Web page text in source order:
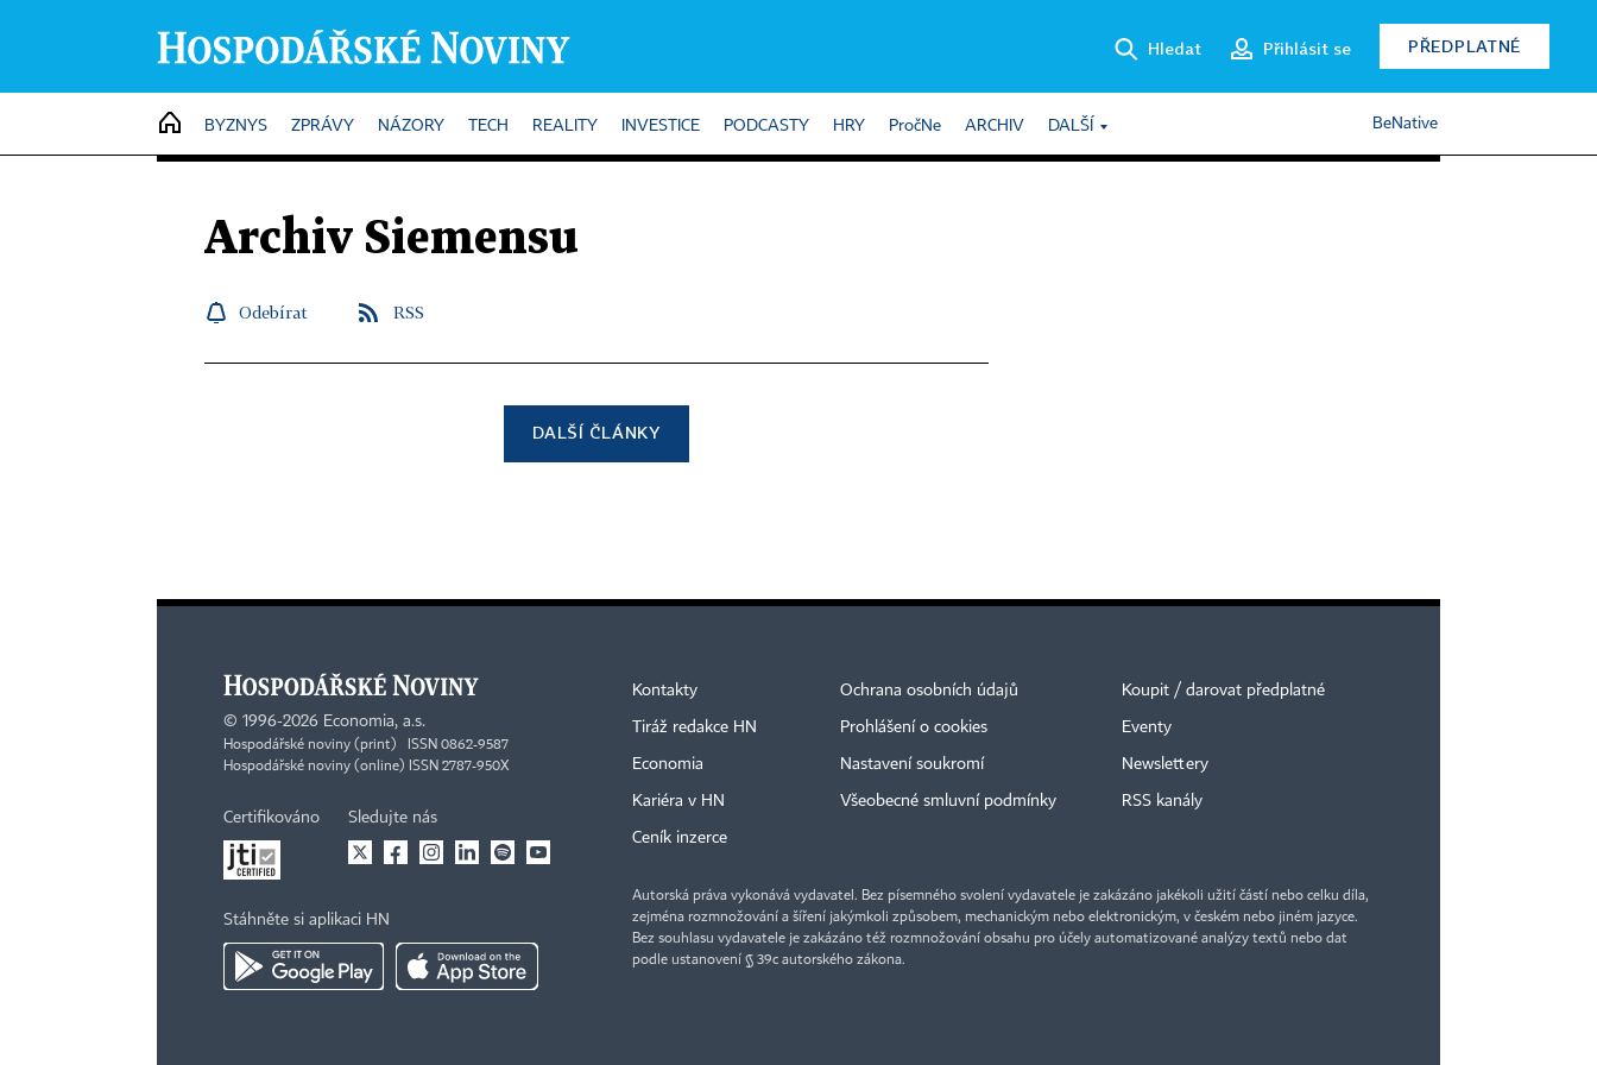
Hledat Přihlásit se PŘEDPLATNÉ
HOME
BYZNYS ZPRÁVY NÁZORY TECH REALITY INVESTICE PODCASTY HRY PročNe ARCHIV DALŠÍ BeNative
Archiv Siemensu
Odebírat RSS
DALŠÍ ČLÁNKY
© 1996-2026 Economia, a.s.
Hospodářské noviny (print) ISSN 0862-9587
Hospodářské noviny (online) ISSN 2787-950X
Certifikováno Sledujte nás
Stáhněte si aplikaci HN
Kontakty
Tiráž redakce HN
Economia
Kariéra v HN
Ceník inzerce
Ochrana osobních údajů
Prohlášení o cookies
Nastavení soukromí
Všeobecné smluvní podmínky
Koupit / darovat předplatné
Eventy
Newslettery
RSS kanály
Autorská práva vykonává vydavatel. Bez písemného svolení vydavatele je zakázáno jakékoli užití částí nebo celku díla,
zejména rozmnožování a šíření jakýmkoli způsobem, mechanickým nebo elektronickým, v českém nebo jiném jazyce.
Bez souhlasu vydavatele je zakázáno též rozmnožování obsahu pro účely automatizované analýzy textů nebo dat
podle ustanovení § 39c autorského zákona.